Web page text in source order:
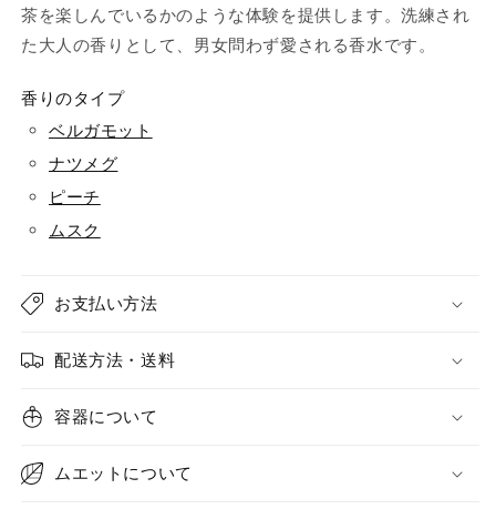
茶を楽しんでいるかのような体験を提供します。洗練され
た大人の香りとして、男女問わず愛される香水です。
香りのタイプ
ベルガモット
ナツメグ
ピーチ
ムスク
お支払い方法
配送方法・送料
容器について
ムエットについて